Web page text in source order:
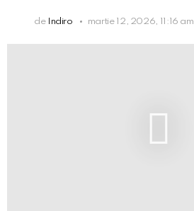
de Indiro martie 12, 2026, 11:16 am